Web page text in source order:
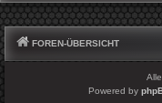
FOREN-ÜBERSICHT
Powered by